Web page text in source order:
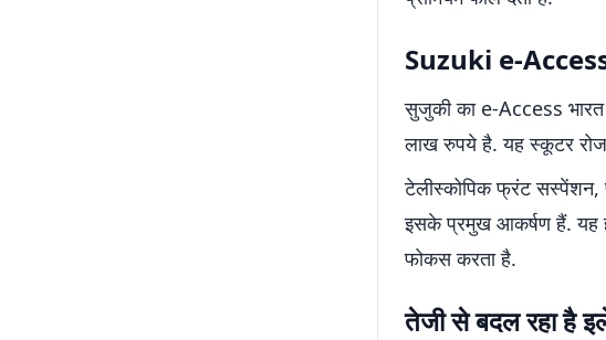
Suzuki e-
सुजुकी का e-Access
लाख रुपये है. यह स्कूटर
टेलीस्कोपिक फ्रंट सस्पेंशन,
इसके प्रमुख आकर्षण हैं. यह
फोकस करता है.
तेजी से बदल रहा है